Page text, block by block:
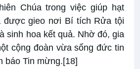
Chúa trong việc giúp hạt
được gieo nơi Bí tích Rửa tội
sinh hoa kết quả. Nhờ đó, gia
cộng đoàn vừa sống đức tin
báo Tin mừng.[18]